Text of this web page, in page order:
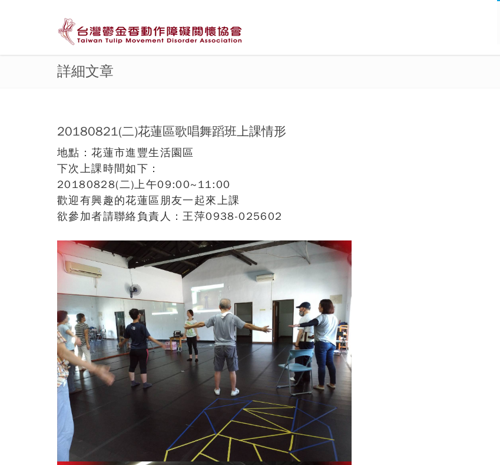
詳細文章
20180821(二)花蓮區歌唱舞蹈班上課情形
地點：花蓮市進豐生活園區
下次上課時間如下：
20180828(二)上午09:00~11:00
歡迎有興趣的花蓮區朋友一起來上課
欲參加者請聯絡負責人：王萍0938-025602